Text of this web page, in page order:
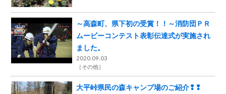
～高森町、県下初の受賞！！～消防団ＰＲ
ムービーコンテスト表彰伝達式が実施され
ました。
2020.09.03
［その他］
大平峠県民の森キャンプ場のご紹介❢❢